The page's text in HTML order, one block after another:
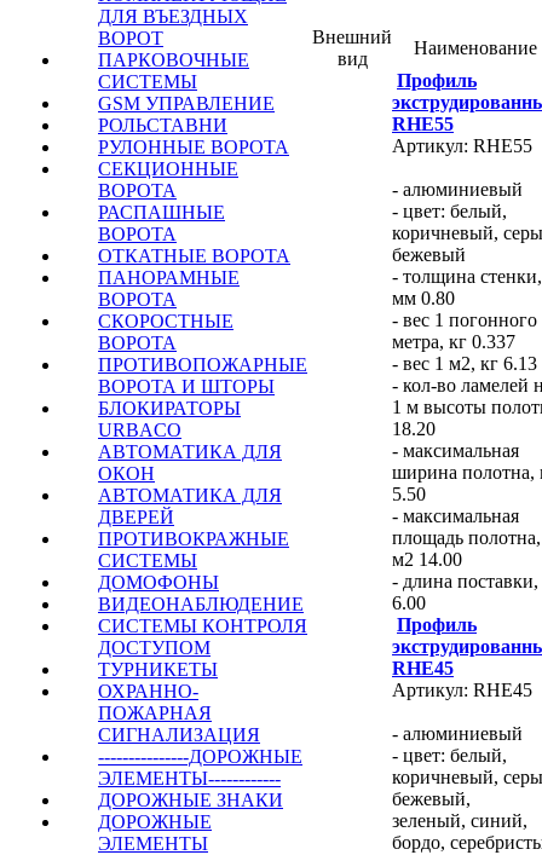
ДЛЯ ВЪЕЗДНЫХ
ВОРОТ
ПАРКОВОЧНЫЕ
СИСТЕМЫ
GSM УПРАВЛЕНИЕ
РОЛЬСТАВНИ
РУЛОННЫЕ ВОРОТА
СЕКЦИОННЫЕ
ВОРОТА
РАСПАШНЫЕ
ВОРОТА
ОТКАТНЫЕ ВОРОТА
ПАНОРАМНЫЕ
ВОРОТА
СКОРОСТНЫЕ
ВОРОТА
ПРОТИВОПОЖАРНЫЕ
ВОРОТА И ШТОРЫ
БЛОКИРАТОРЫ
URBACO
АВТОМАТИКА ДЛЯ
ОКОН
АВТОМАТИКА ДЛЯ
ДВЕРЕЙ
ПРОТИВОКРАЖНЫЕ
СИСТЕМЫ
ДОМОФОНЫ
ВИДЕОНАБЛЮДЕНИЕ
СИСТЕМЫ КОНТРОЛЯ
ДОСТУПОМ
ТУРНИКЕТЫ
ОХРАННО-
ПОЖАРНАЯ
СИГНАЛИЗАЦИЯ
---------------ДОРОЖНЫЕ
ЭЛЕМЕНТЫ------------
ДОРОЖНЫЕ ЗНАКИ
ДОРОЖНЫЕ
ЭЛЕМЕНТЫ
Внешний
вид
Наименование
Профиль
RHE55
Артикул: RHE55
- алюминиевый
- цвет: белый,
коричневый,
бежевый
- толщина стенки,
мм 0.80
- вес 1 погонного
метра, кг 0.337
- вес 1 м2, кг 6.13
- кол-во ламелей
1 м высоты
18.20
- максимальная
ширина полотна,
5.50
- максимальная
площадь полотна,
м2 14.00
- длина
6.00
Профиль
RHE45
Артикул: RHE45
- алюминиевый
- цвет: белый,
коричневый,
бежевый,
зеленый, синий,
бордо,